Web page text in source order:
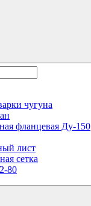
чугуна
фланцевая Ду-150
лист
сетка
80